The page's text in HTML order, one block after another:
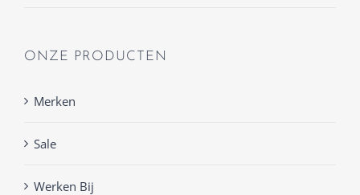
ONZE PRODUCTEN
Merken
Sale
Werken Bij